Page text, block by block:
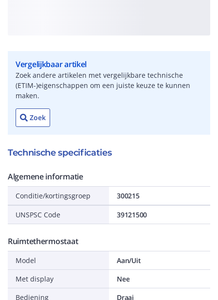
Vergelijkbaar artikel
Zoek andere artikelen met vergelijkbare technische
(ETIM-)eigenschappen om een juiste keuze te kunnen
maken.
Zoek
Technische specificaties
Algemene informatie
Conditie/kortingsgroep 300215
UNSPSC Code 39121500
Ruimtethermostaat
Model
Aan/Uit
Met display
Nee
Bediening
Draai